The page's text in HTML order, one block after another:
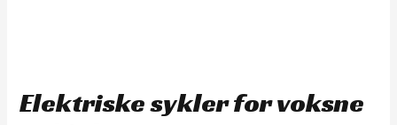
Elektriske sykler for voksne